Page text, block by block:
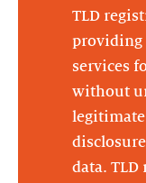
TLD
providing
services
without
legitimate
data.